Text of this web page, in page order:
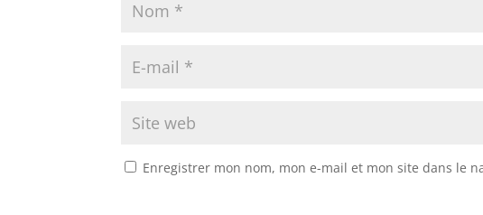
Enregistrer mon nom, mon e-mail et mon site dans le